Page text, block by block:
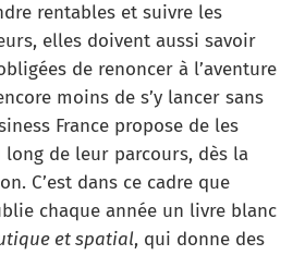
rentables et suivre les
elles doivent aussi savoir
de renoncer à l’aventure
moins de s’y lancer sans
France propose de les
de leur parcours, dès la
C’est dans ce cadre que
chaque année un livre blanc
et spatial, qui donne des